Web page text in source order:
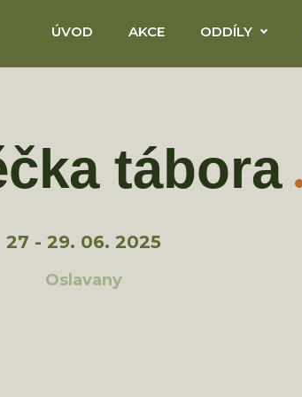
ÚVOD AKCE ODDÍLY
tábora
27 - 29. 06. 2025
Oslavany